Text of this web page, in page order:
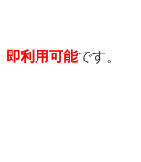
即利用可能です。